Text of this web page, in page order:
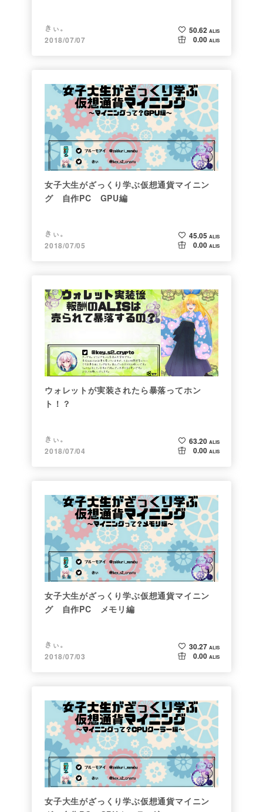
きぃ。
2018/07/07
50.62 ALIS
0.00 ALIS
女子大生がざっくり学ぶ仮想通貨マイニン
グ 自作PC GPU編
きぃ。
2018/07/05
45.05 ALIS
0.00 ALIS
ウォレットが実装されたら暴落ってホン
ト！？
きぃ。
2018/07/04
63.20 ALIS
0.00 ALIS
女子大生がざっくり学ぶ仮想通貨マイニン
グ 自作PC メモリ編
きぃ。
2018/07/03
30.27 ALIS
0.00 ALIS
女子大生がざっくり学ぶ仮想通貨マイニン